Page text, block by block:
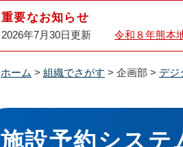
重要なお知らせ
2026年7月30日更新 令和８年熊本
ホーム > 組織でさがす > 企画部 > デジ
施設予約システ